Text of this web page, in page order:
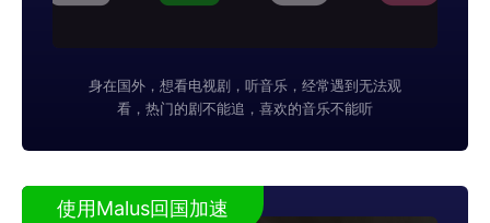
身在国外，想看电视剧，听音乐，经常遇到无法观
看，热门的剧不能追，喜欢的音乐不能听
使用Malus回国加速